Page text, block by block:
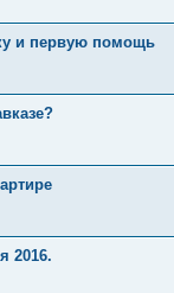
и первую помощь
2016.